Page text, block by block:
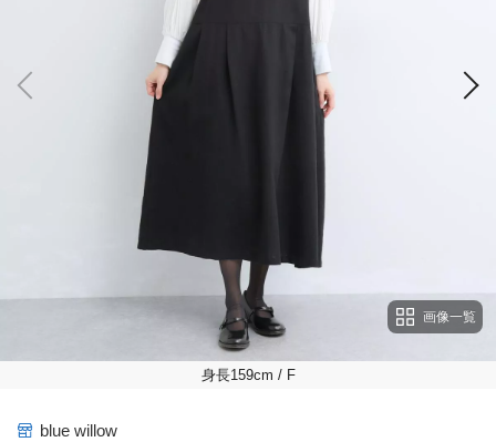
画像一覧
身長159cm / F
blue willow